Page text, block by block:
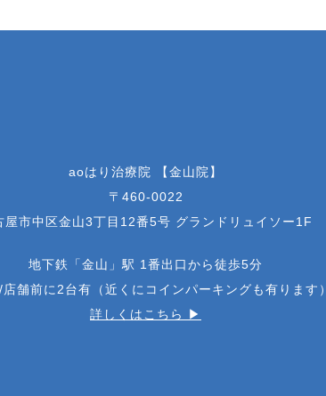
aoはり治療院 【金山院】
〒460-0022
屋市中区金山3丁目12番5号 グランドリュイソー1F
地下鉄「金山」駅 1番出口から徒歩5分
舗前に2台有（近くにコインパーキングも有ります）
詳しくはこちら ▶︎